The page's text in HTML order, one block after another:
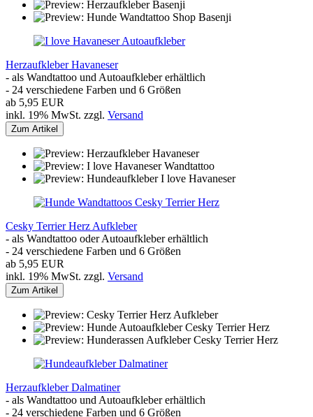
Herzaufkleber Havaneser
- als Wandtattoo und Autoaufkleber erhältlich
- 24 verschiedene Farben und 6 Größen
ab 5,95 EUR
inkl. 19% MwSt. zzgl. Versand
Zum Artikel
Cesky Terrier Herz Aufkleber
- als Wandtattoo oder Autoaufkleber erhältlich
- 24 verschiedene Farben und 6 Größen
ab 5,95 EUR
inkl. 19% MwSt. zzgl. Versand
Zum Artikel
Herzaufkleber Dalmatiner
- als Wandtattoo und Autoaufkleber erhältlich
- 24 verschiedene Farben und 6 Größen